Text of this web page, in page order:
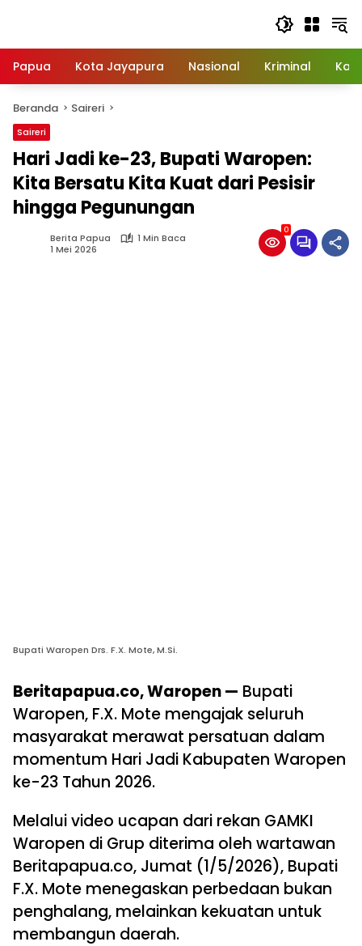
Papua
Kota Jayapura Nasional Kriminal
Beranda Saireri
Saireri
Hari Jadi ke-23, Bupati Waropen:
Kita Bersatu Kita Kuat dari Pesisir
hingga Pegunungan
Berita Papua
1 Min Baca
1 Mei 2026
0
Bupati Waropen Drs. F.X. Mote, M.Si.
Beritapapua.co, Waropen — Bupati
Waropen, F.X. Mote mengajak seluruh
masyarakat merawat persatuan dalam
momentum Hari Jadi Kabupaten Waropen
ke-23 Tahun 2026.
Melalui video ucapan dari rekan GAMKI
Waropen di Grup diterima oleh wartawan
Beritapapua.co, Jumat (1/5/2026), Bupati
F.X. Mote menegaskan perbedaan bukan
penghalang, melainkan kekuatan untuk
membangun daerah.